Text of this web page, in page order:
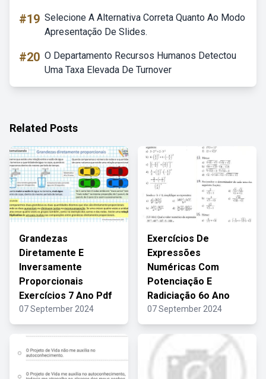
#19 Selecione A Alternativa Correta Quanto Ao Modo
Apresentação De Slides.
#20 O Departamento Recursos Humanos Detectou
Uma Taxa Elevada De Turnover
Related Posts
Grandezas
Diretamente E
Inversamente
Proporcionais
Exercícios 7 Ano Pdf
07 September 2024
Exercícios De
Expressões
Numéricas Com
Potenciação E
Radiciação 6o Ano
07 September 2024